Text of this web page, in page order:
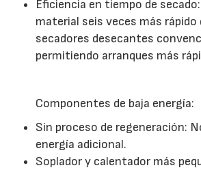
Eficiencia en tiempo de
material seis veces más rápido
secadores desecantes
permitiendo arranques más
Componentes de baja energía:
Sin proceso de regeneración:
energía adicional.
Soplador y calentador más